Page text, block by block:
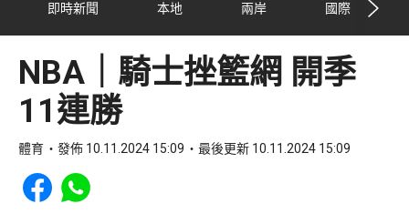
即時新聞 本地 兩岸 國際
NBA｜騎士挫籃網 開季
11連勝
體育 發佈 10.11.2024 15:09 最後更新 10.11.2024 15:09
Share to Facebook
Share to WhatsApp